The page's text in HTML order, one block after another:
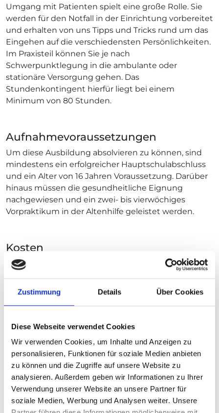
Zustimmung Details Über Cookies
Diese Webseite verwendet Cookies
Wir verwenden Cookies, um Inhalte und Anzeigen zu
personalisieren, Funktionen für soziale Medien anbieten
zu können und die Zugriffe auf unsere Website zu
analysieren. Außerdem geben wir Informationen zu Ihrer
Verwendung unserer Website an unsere Partner für
soziale Medien, Werbung und Analysen weiter. Unsere
Umgang mit Patienten spielt eine große Rolle. Sie
werden für den Notfall in der Einrichtung vorbereitet
und erhalten von uns Tipps und Tricks rund um das
Eingehen auf die verschiedensten Persönlichkeiten.
Im Praxisteil können Sie je nach
Schwerpunktlegung in die ambulante oder
stationäre Versorgung gehen. Das
Stundenkontingent hierfür liegt bei einem
Minimum von 80 Stunden.
Aufnahmevoraussetzungen
Um diese Ausbildung absolvieren zu können, sind
mindestens ein erfolgreicher Hauptschulabschluss
und ein Alter von 16 Jahren Voraussetzung. Darüber
hinaus müssen die gesundheitliche Eignung
nachgewiesen und ein zwei- bis vierwöchiges
Vorpraktikum in der Altenhilfe geleistet werden.
Kosten
Die Ausbildung ist kostenlos. Das Schulgeld wurde
angemessene Ausbildungsvergütung. Eine
einmalige Anmeldegebühr von 100 Euro sowie
Dauer
Die Ausbildung zum Pflegefachhelfer/zur
Pflegefachhelferin dauert regulär ein Jahr. Sie
besteht aus 700 Stunden theoretischen,
fachpraktischen Unterrichts und 850 Stunden
verschiedener Praktikumseinsätze.